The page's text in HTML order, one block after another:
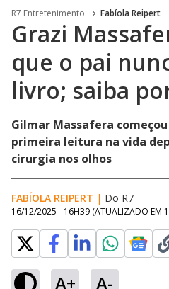
R7 Entretenimento Fabíola Reipert
Grazi
que o pai
livro; saiba
Gilmar Massafera
primeira leitura na vida
cirurgia nos olhos
FABÍOLA REIPERT | Do R7
16/12/2025 - 16H39 (ATUALIZADO EM
A+ A-